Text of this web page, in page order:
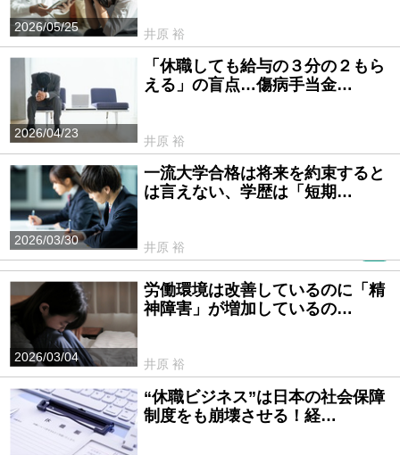
2026/05/25
井原 裕
2026/04/23
「休職しても給与の３分の２もら
える」の盲点…傷病手当金…
井原 裕
2026/03/30
一流大学合格は将来を約束すると
は言えない、学歴は「短期…
井原 裕
2026/03/04
労働環境は改善しているのに「精
神障害」が増加しているの…
井原 裕
“休職ビジネス”は日本の社会保障
制度をも崩壊させる！経…